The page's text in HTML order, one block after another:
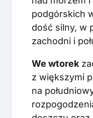
podgórskich
dość silny, w
zachodni i
We wtorek
z większymi
na